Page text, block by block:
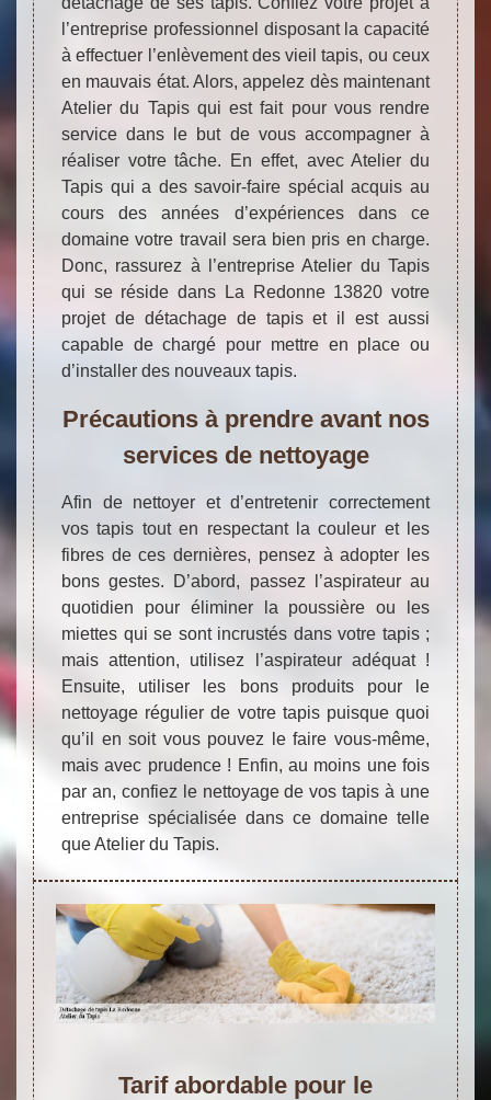
l’entreprise professionnel disposant la capacité
à effectuer l’enlèvement des vieil tapis, ou ceux
en mauvais état. Alors, appelez dès maintenant
Atelier du Tapis qui est fait pour vous rendre
service dans le but de vous accompagner à
réaliser votre tâche. En effet, avec Atelier du
Tapis qui a des savoir-faire spécial acquis au
cours des années d’expériences dans ce
domaine votre travail sera bien pris en charge.
Donc, rassurez à l’entreprise Atelier du Tapis
qui se réside dans La Redonne 13820 votre
projet de détachage de tapis et il est aussi
capable de chargé pour mettre en place ou
d’installer des nouveaux tapis.
Précautions à prendre avant nos
services de nettoyage
Afin de nettoyer et d’entretenir correctement
vos tapis tout en respectant la couleur et les
fibres de ces dernières, pensez à adopter les
bons gestes. D’abord, passez l’aspirateur au
quotidien pour éliminer la poussière ou les
miettes qui se sont incrustés dans votre tapis ;
mais attention, utilisez l’aspirateur adéquat !
Ensuite, utiliser les bons produits pour le
nettoyage régulier de votre tapis puisque quoi
qu’il en soit vous pouvez le faire vous-même,
mais avec prudence ! Enfin, au moins une fois
par an, confiez le nettoyage de vos tapis à une
entreprise spécialisée dans ce domaine telle
que Atelier du Tapis.
Tarif abordable pour le